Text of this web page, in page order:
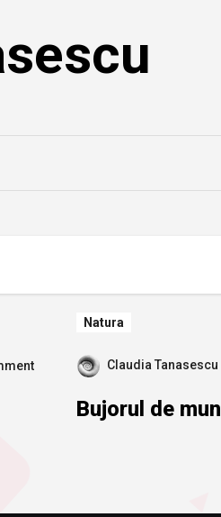
Natura
Claudia Tanasescu
Bujorul de